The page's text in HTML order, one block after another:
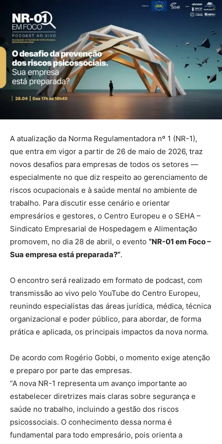
A atualização da Norma Regulamentadora nº 1 (NR-1),
que entra em vigor a partir de 26 de maio de 2026, traz
novos desafios para empresas de todos os setores —
especialmente no que diz respeito ao gerenciamento de
riscos ocupacionais e à saúde mental no ambiente de
trabalho. Para discutir esse cenário e orientar
empresários e gestores, o Centro Europeu e o SEHA –
Sindicato Empresarial de Hospedagem e Alimentação
promovem, no dia 28 de abril, o evento “NR-01 em Foco –
Sua empresa está preparada?”.
O encontro será realizado em formato de podcast, com
transmissão ao vivo pelo YouTube do Centro Europeu,
reunindo especialistas das áreas jurídica, médica, técnica
organizacional e poder público, para abordar, de forma
prática e aplicada, os principais impactos da nova norma.
De acordo com Rogério Gobbi, o momento exige atenção
e preparo por parte das empresas.
“A nova NR-1 representa um avanço importante ao
estabelecer diretrizes mais claras sobre segurança e
saúde no trabalho, incluindo a gestão dos riscos
psicossociais. O conhecimento dessa norma é
fundamental para todo empresário, pois orienta a